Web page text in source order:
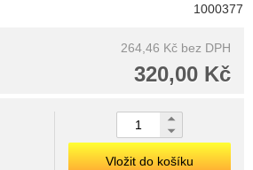
1000377
264,46 Kč bez DPH
320,00 Kč
Vložit do košíku